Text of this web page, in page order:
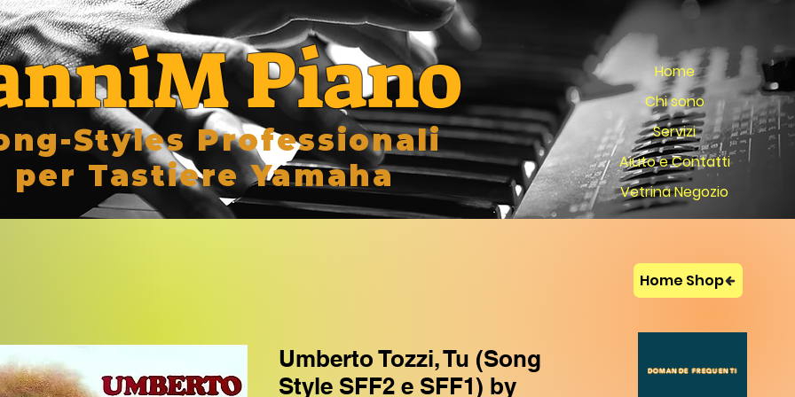
Piano
Styles Professionali
per Tastiere Yamaha
Home
Chi sono
Servizi
Aiuto e Contatti
Vetrina Negozio
Umberto Tozzi, Tu (Song
Style SFF2 e SFF1) by
Home Shop
DOMANDE FREQUENTI